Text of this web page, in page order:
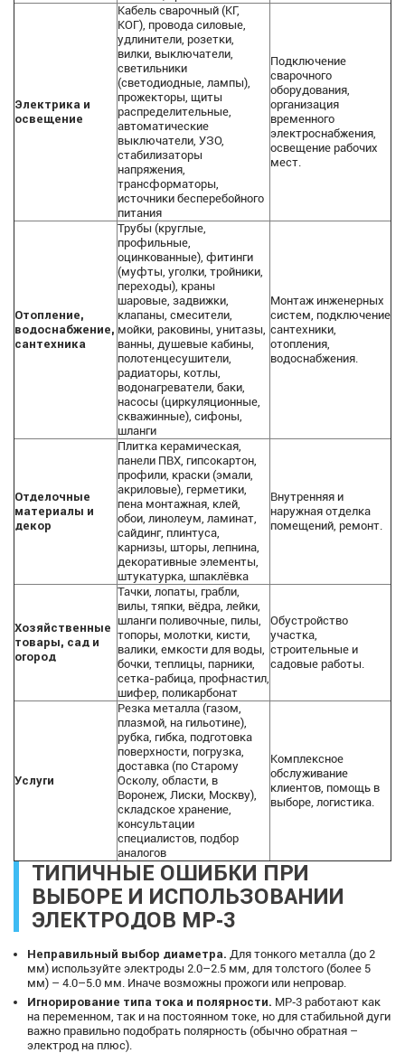
Электрика и
освещение
Кабель сварочный (КГ,
КОГ), провода силовые,
удлинители, розетки,
вилки, выключатели,
светильники
(светодиодные, лампы),
прожекторы, щиты
распределительные,
автоматические
выключатели, УЗО,
стабилизаторы
напряжения,
трансформаторы,
источники бесперебойного
питания
Подключение
сварочного
оборудования,
организация
временного
электроснабжения,
освещение рабочих
мест.
Отопление,
водоснабжение,
сантехника
Трубы (круглые,
профильные,
оцинкованные), фитинги
(муфты, уголки, тройники,
переходы), краны
шаровые, задвижки,
клапаны, смесители,
мойки, раковины, унитазы,
ванны, душевые кабины,
полотенцесушители,
радиаторы, котлы,
водонагреватели, баки,
насосы (циркуляционные,
скважинные), сифоны,
шланги
Монтаж инженерных
систем, подключение
сантехники,
отопления,
водоснабжения.
Отделочные
материалы и
декор
Плитка керамическая,
панели ПВХ, гипсокартон,
профили, краски (эмали,
акриловые), герметики,
пена монтажная, клей,
обои, линолеум, ламинат,
сайдинг, плинтуса,
карнизы, шторы, лепнина,
декоративные элементы,
штукатурка, шпаклёвка
Внутренняя и
наружная отделка
помещений, ремонт.
Хозяйственные
товары, сад и
огород
Тачки, лопаты, грабли,
вилы, тяпки, вёдра, лейки,
шланги поливочные, пилы,
топоры, молотки, кисти,
валики, емкости для воды,
бочки, теплицы, парники,
сетка-рабица, профнастил,
шифер, поликарбонат
Обустройство
участка,
строительные и
садовые работы.
Услуги
Резка металла (газом,
плазмой, на гильотине),
рубка, гибка, подготовка
поверхности, погрузка,
доставка (по Старому
Осколу, области, в
Воронеж, Лиски, Москву),
складское хранение,
консультации
специалистов, подбор
аналогов
Комплексное
обслуживание
клиентов, помощь в
выборе, логистика.
ТИПИЧНЫЕ ОШИБКИ ПРИ
ВЫБОРЕ И ИСПОЛЬЗОВАНИИ
ЭЛЕКТРОДОВ МР‑3
Неправильный выбор диаметра. Для тонкого металла (до 2
мм) используйте электроды 2.0–2.5 мм, для толстого (более 5
мм) – 4.0–5.0 мм. Иначе возможны прожоги или непровар.
Игнорирование типа тока и полярности. МР‑3 работают как
на переменном, так и на постоянном токе, но для стабильной дуги
важно правильно подобрать полярность (обычно обратная –
электрод на плюс).